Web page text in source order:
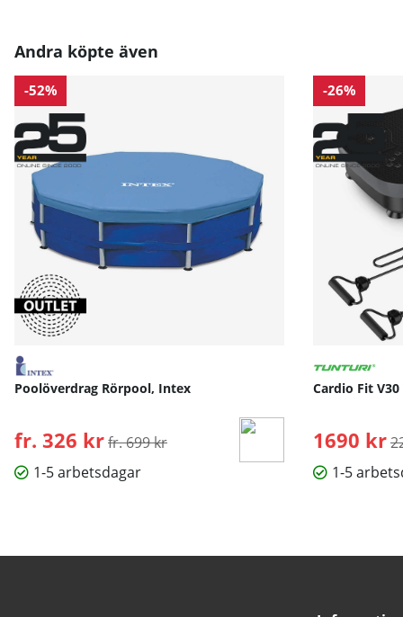
Länk till Hammer Workouts Online »
MedHAMMER Workoutserbjuder vi dig ständigt nya och
träningspass. Oavsett om det gäller smartphone,
Andra köpte även
-52%
Poolöverdrag Rörpool, Intex
fr. 326 krOrdinarie pris:
fr. 699 kr
1-5 arbetsdagar
-26%
Cardio Fit
1690 kr
1-5